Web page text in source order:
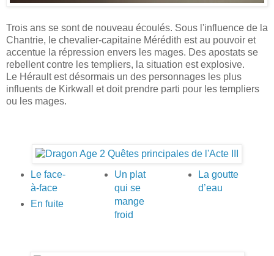
Trois ans se sont de nouveau écoulés. Sous l'influence de la
Chantrie, le chevalier-capitaine Mérédith est au pouvoir et
accentue la répression envers les mages. Des apostats se
rebellent contre les templiers, la situation est explosive.
Le Hérault est désormais un des personnages les plus
influents de Kirkwall et doit prendre parti pour les templiers
ou les mages.
Le face-
à-face
En fuite
Un plat
qui se
mange
froid
La goutte
d’eau